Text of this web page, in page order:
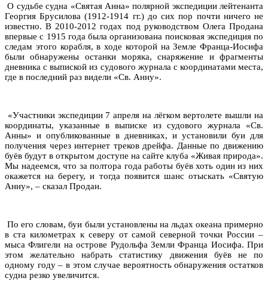
О судьбе судна «Святая Анна» полярной экспедиции лейтенанта
Георгия Брусилова (1912-1914 гг.) до сих пор почти ничего не
известно. В 2010-2012 годах под руководством Олега Продана
впервые с 1915 года была организована поисковая экспедиция по
следам этого корабля, в ходе которой на Земле Франца-Иосифа
были обнаружены останки моряка, снаряжение и фрагменты
дневника с выпиской из судового журнала с координатами места,
где в последний раз видели «Св. Анну».
«Участники экспедиции 7 апреля на лёгком вертолете вышли на
координаты, указанные в выписке из судового журнала «Св.
Анны» и опубликованные в дневниках, и установили буи для
получения через интернет треков дрейфа. Данные по движению
буёв будут в открытом доступе на сайте клуба «Живая природа».
Мы надеемся, что за полтора года работы буёв хоть один из них
окажется на берегу, и тогда появится шанс отыскать «Святую
Анну», – сказал Продан.
По его словам, буи были установлены на льдах океана примерно
в ста километрах к северу от самой северной точки России –
мыса Флигели на острове Рудольфа Земли Франца Иосифа. При
этом желательно набрать статистику движения буёв не по
одному году – в этом случае вероятность обнаружения остатков
судна резко увеличится.